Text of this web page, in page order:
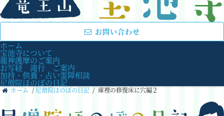
お問い合わせ
ホーム
宝池寺について
龍神護摩のご案内
お写経 滝行 ご案内
加持・供養・占い霊障相談
尼僧院ほのぼの日記
ホーム / 尼僧院ほのぼの日記 / 庫裡の修復床に穴編２